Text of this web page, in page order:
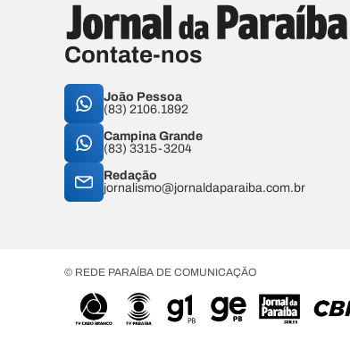
Contate-nos
João Pessoa
(83) 2106.1892
Campina Grande
(83) 3315-3204
Redação
jornalismo@jornaldaparaiba.com.br
© REDE PARAÍBA DE COMUNICAÇÃO